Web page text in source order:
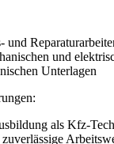
und
und
Unterlagen
als Kfz-